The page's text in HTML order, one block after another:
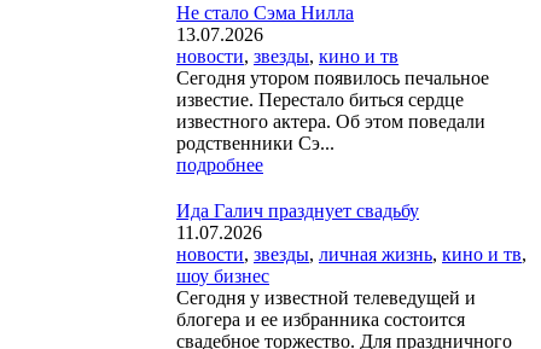
Не стало Сэма Нилла
13.07.2026
новости, звезды, кино и тв
Сегодня утором появилось печальное
известие. Перестало биться сердце
известного актера. Об этом поведали
родственники Сэ...
подробнее
Ида Галич празднует свадьбу
11.07.2026
новости, звезды, личная жизнь, кино и тв,
шоу бизнес
Сегодня у известной телеведущей и
блогера и ее избранника состоится
свадебное торжество. Для праздничного